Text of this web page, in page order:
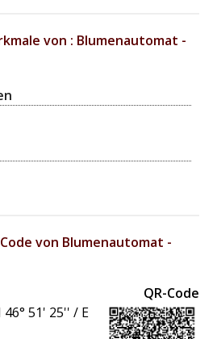
von : Blumenautomat -
von Blumenautomat -
46° 51' 25'' / E
QR-Code